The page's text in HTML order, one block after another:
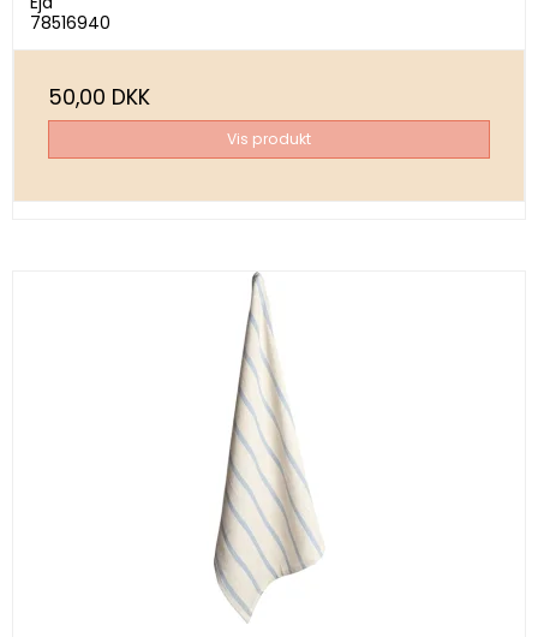
78516940
50,00 DKK
Vis produkt